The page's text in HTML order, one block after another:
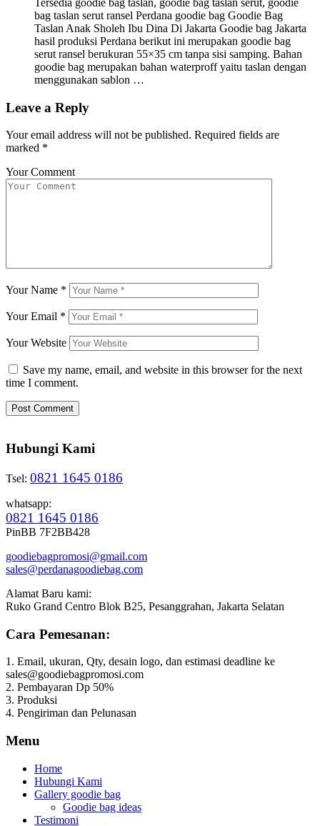
Tersedia goodie bag taslan, goodie bag taslan serut, goodie
bag taslan serut ransel Perdana goodie bag Goodie Bag
Taslan Anak Sholeh Ibu Dina Di Jakarta Goodie bag Jakarta
hasil produksi Perdana berikut ini merupakan goodie bag
serut ransel berukuran 55×35 cm tanpa sisi samping. Bahan
goodie bag merupakan bahan waterproff yaitu taslan dengan
menggunakan sablon …
Leave a Reply
Your email address will not be published. Required fields are
marked *
Your Comment
Your Name *
Your Email *
Your Website
Save my name, email, and website in this browser for the next
time I comment.
Hubungi Kami
Tsel: 0821 1645 0186
whatsapp:
0821 1645 0186
PinBB 7F2BB428
goodiebagpromosi@gmail.com
sales@perdanagoodiebag.com
Alamat Baru kami:
Ruko Grand Centro Blok B25, Pesanggrahan, Jakarta Selatan
Cara Pemesanan:
1. Email, ukuran, Qty, desain logo, dan estimasi deadline ke
sales@goodiebagpromosi.com
2. Pembayaran Dp 50%
3. Produksi
4. Pengiriman dan Pelunasan
Menu
Home
Hubungi Kami
Gallery goodie bag
Goodie bag ideas
Testimoni